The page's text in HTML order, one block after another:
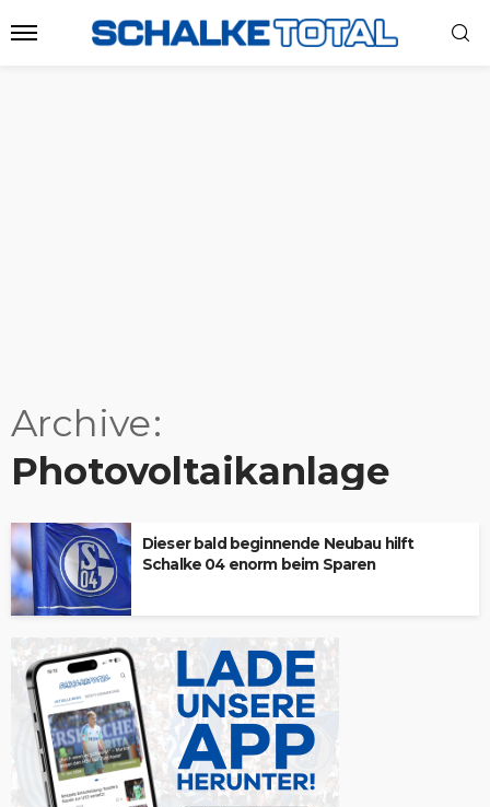
Archive
Photovoltaikanlage
Dieser bald beginnende Neubau hilft
Schalke 04 enorm beim Sparen